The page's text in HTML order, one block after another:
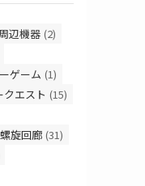
辺機器 (2)
ゲーム (1)
クエスト (15)
螺旋回廊 (31)